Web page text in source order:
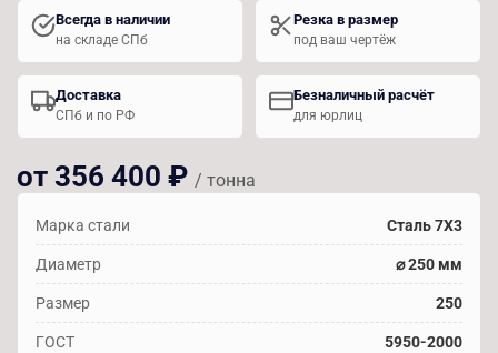
Всегда в наличии
на складе СПб
Резка в размер
под ваш чертёж
Доставка
СПб и по РФ
Безналичный расчёт
для юрлиц
от 356 400 ₽ / тонна
Марка стали Сталь 7Х3
Диаметр ⌀ 250 мм
Размер 250
ГОСТ 5950-2000